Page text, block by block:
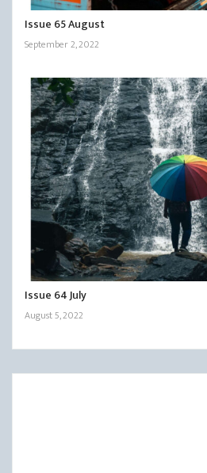
Issue 65 August
September 2, 2022
Issue 64 July
August 5, 2022